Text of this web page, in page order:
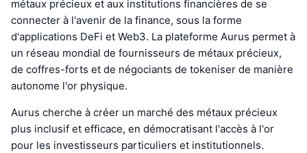
métaux précieux et aux institutions financières de se
connecter à l'avenir de la finance, sous la forme
d'applications DeFi et Web3. La plateforme Aurus permet à
un réseau mondial de fournisseurs de métaux précieux,
de coffres-forts et de négociants de tokeniser de manière
autonome l'or physique.
Aurus cherche à créer un marché des métaux précieux
plus inclusif et efficace, en démocratisant l'accès à l'or
pour les investisseurs particuliers et institutionnels.